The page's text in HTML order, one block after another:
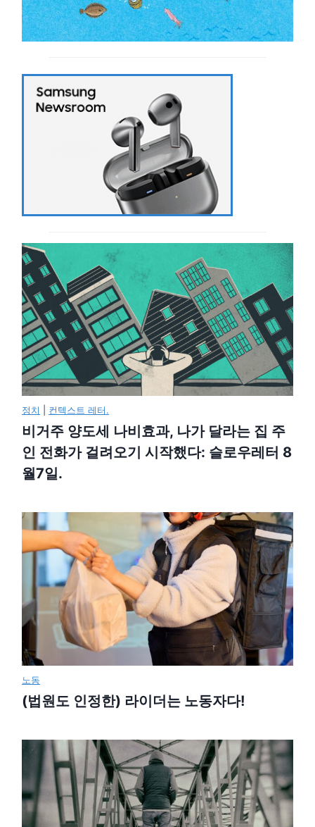
정치 컨텍스트 레터.
비거주 양도세 나비효과, 나가 달라는 집 주
인 전화가 걸려오기 시작했다: 슬로우레터 8
월7일.
노동
(법원도 인정한) 라이더는 노동자다!